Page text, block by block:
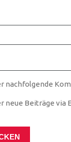
nachfolgende
neue Beiträge via